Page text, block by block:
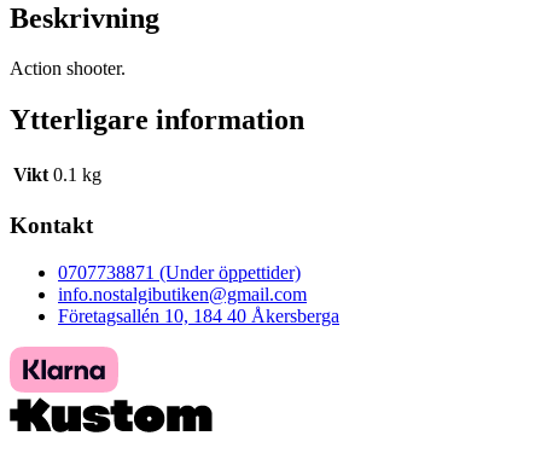
Beskrivning
Action shooter.
Ytterligare information
Vikt 0.1 kg
Kontakt
0707738871 (Under öppettider)
info.nostalgibutiken@gmail.com
Företagsallén 10, 184 40 Åkersberga